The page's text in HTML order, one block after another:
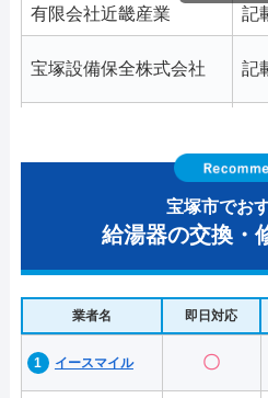
有限会社近畿産業 記
宝塚設備保全株式会社 記
田島組 記
ユウタ設備
宝塚市でお
給湯器の交換・
業者名 即日対応
イースマイル 〇